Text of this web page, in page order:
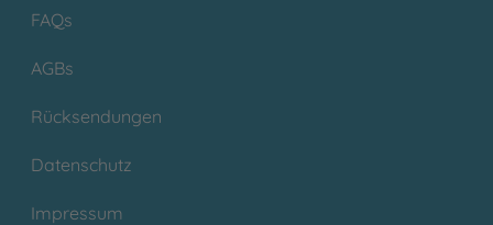
FAQs
AGBs
Rücksendungen
Datenschutz
Impressum